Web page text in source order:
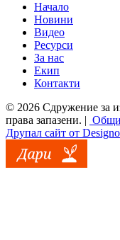
Основно меню
Начало
Новини
Видео
Ресурси
За нас
Екип
Контакти
© 2026 Сдружение за
права запазени. | Общи
Друпал сайт от